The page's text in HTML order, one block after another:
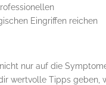
Eingriffen reichen
nur auf die
wertvolle Tipps geben,